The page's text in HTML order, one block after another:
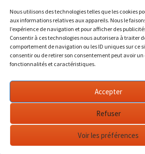
Nous utilisons des technologies telles que les cookies
aux informations relatives aux appareils. Nous le
l’expérience de navigation et pour afficher des
Consentir à ces technologies nous autorisera à traiter
comportement de navigation ou les ID uniques sur ce
consentir ou de retirer son consentement peut avoir
fonctionnalités et caractéristiques.
Accepter
Refuser
Voir les préférences
internet à partir de 2009 au travers d'un blog
succès. Fin 2013, je décide de prendre mon
avec mon propre site : l'Automobile Ancienne.
Me contacter :
Fièrement propulsé par